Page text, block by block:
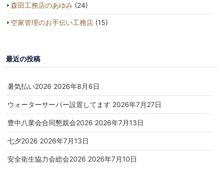
森田工務店のあゆみ (24)
空家管理のお手伝い工務店 (15)
最近の投稿
暑気払い2026 2026年8月6日
ウォーターサーバー設置してます 2026年7月27日
豊中八業会合同懇親会2026 2026年7月13日
七夕2026 2026年7月13日
安全衛生協力会総会2026 2026年7月10日